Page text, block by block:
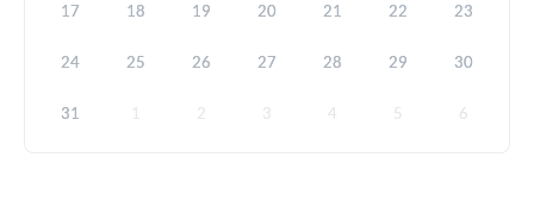
17 18 19 20 21 22 23
24 25 26 27 28 29 30
31 1 2 3 4 5 6